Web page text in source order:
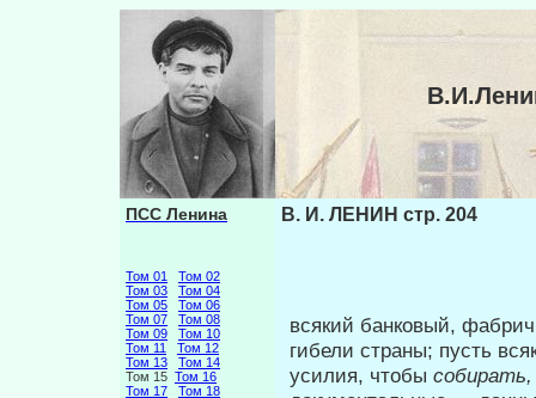
ПСС Ленина
Том 01
Том 02
Том 03
Том 04
Том 05
Том 06
Том 07
Том 08
Том 09
Том 10
Том 11
Том 12
Том 13
Том 14
Том 15 Том 16
Том 17
Том 18
В. И. ЛЕНИН стр. 204
всякий банковый,
гибели стра­ны; пусть
усилия, чтобы